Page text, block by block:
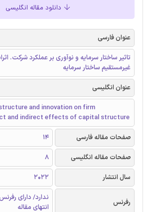
دانلود مقاله انگلیسی
عنوان فارسی
تاثیر ساختار سرمایه و نوآوری بر عملکرد شرکت.
غیرمستقیم ساختار سرمایه
عنوان انگلیسی
and innovation on firm
and indirect effects of capital structure
صفحات مقاله فارسی
14
صفحات مقاله انگلیسی
8
سال انتشار
2022
رفرنس
ندارد/ دارای
انتهای مقاله